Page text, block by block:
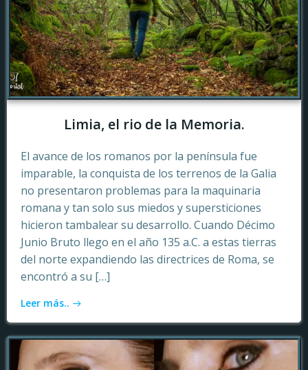
Limia, el rio de la Memoria.
El avance de los romanos por la península fue
imparable, la conquista de los terrenos de la Galia
no presentaron problemas para la maquinaria
romana y tan solo sus miedos y supersticiones
hicieron tambalear su desarrollo. Cuando Décimo
Junio Bruto llego en el año 135 a.C. a estas tierras
del norte expandiendo las directrices de Roma, se
encontró a su […]
Leer más..